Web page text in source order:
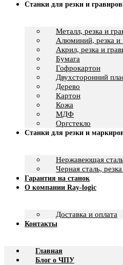
Станки для резки и
Металл, резка и
Алюминий, резка и
Акрил, резка и
Бумага
Гофрокартон
Двухсторонний
Дерево
Картон
Кожа
МДФ
Оргстекло
Станки для резки и
Нержавеющая
Черная сталь,
Гарантия на станок
О компании Ray-logic
Доставка и оплата
Контакты
Главная
Блог о ЧПУ